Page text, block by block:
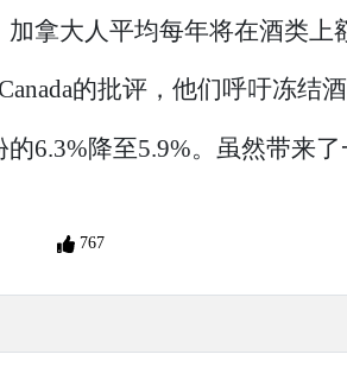
拿大人平均每年将在酒类上
的批评，他们呼吁冻结
6.3%降至5.9%。虽然带来
767